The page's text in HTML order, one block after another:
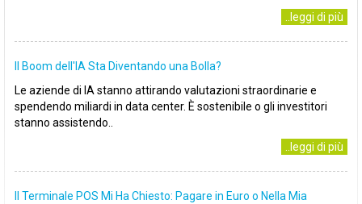
..leggi di più
Il Boom dell'IA Sta Diventando una Bolla?
Le aziende di IA stanno attirando valutazioni straordinarie e
spendendo miliardi in data center. È sostenibile o gli investitori
stanno assistendo..
..leggi di più
Il Terminale POS Mi Ha Chiesto: Pagare in Euro o Nella Mia